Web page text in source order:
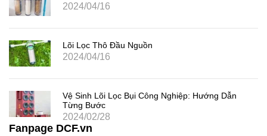
2024/04/16
Lõi Lọc Thô Đầu Nguồn
2024/04/16
Vệ Sinh Lõi Lọc Bụi Công Nghiệp: Hướng Dẫn
Từng Bước
2024/02/28
Fanpage DCF.vn